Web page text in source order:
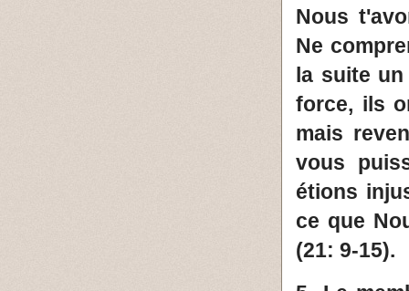
Nous
Ne
la suite
force, ils
mais
vous
étions
ce que
(21: 9-15).